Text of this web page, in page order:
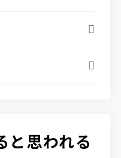
と思われる